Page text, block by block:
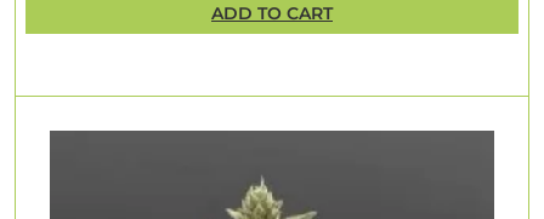
ADD TO CART